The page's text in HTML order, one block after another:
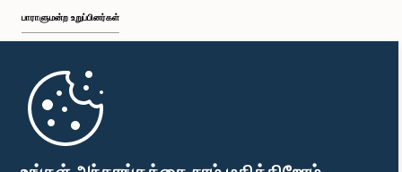
பாராளுமன்ற உறுப்பினர்கள்
முதற்பக்கம்
பாராளுமன்ற கையடக்க செயலி